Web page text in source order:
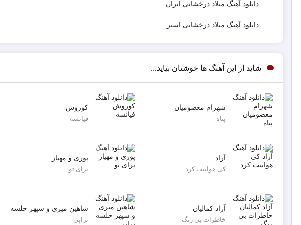
دانلود آهنگ میلاد درخشانی ایران
دانلود آهنگ میلاد درخشانی اسیر
شاید از این آهنگ ها خوشتان بیاید...
شهرام معصومیان
پناه
کوروش
فیانسه
آراد
کی هواییت کرد
پوری و مهیار
برای تو
آزاد کمالیان
خاطرات بی رنگ
شاهین میری و سپهر خلسه
تراپی